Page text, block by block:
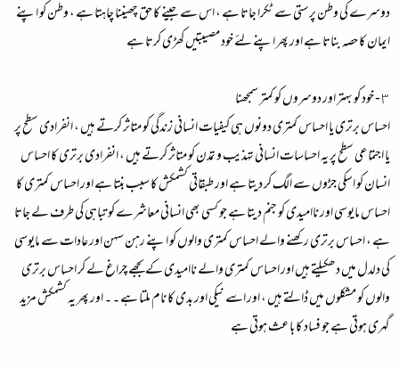
دوسرے کی وطن پرستی سے ٹکرا جاتا ہے ، اس سے جینے کا حق چھیننا چاہتا ہے ، وطن کو اپنے
ایمان کا حصہ بناتا ہے اور پھر اپنے لئے خود مصیبتیں کھڑی کرتا ہے
٣- خود کو بہتر اور دوسروں کو کمتر سمجھنا
احساس برتری یا احساس کمتری دونوں ہی کیفیات انسانی زندگی کو متاثر کرتے ہیں ، انفرادی سطح پر
یا اجتماعی سطح پر یہ احساسات انسانی تہذیب و تمدن کو متاثر کرتے ہیں ، انفرادی برتری کا احساس
انسان کو اسکی جڑوں سے الگ کر دیتا ہے اور طبقاتی کشمکش کا سبب بنتا ہے اور احساس کمتری کا
احساس مایوسی اور ناامیدی کو جنم دیتا ہے جو کسی بھی انسانی معاشرے کو تباہی کی طرف لے جاتا
ہے ، احساس برتری رکھنے والے احساس کمتری والوں کو اپنے رہن سہن اور عادات سے مایوسی
کی دلدل میں دھکیلتے ہیں اور احساس کمتری والے ناامیدی کے بجھے چراغ لے کر احساس برتری
والوں کو مشکلوں میں ڈالتے ہیں ، اور اسے نیکی اور بدی کا نام ملتا ہے ۔ ۔ اور پھر یہ کشمکش مزید
گہری ہوتی ہے جو فساد کا باعث ہوتی ہے